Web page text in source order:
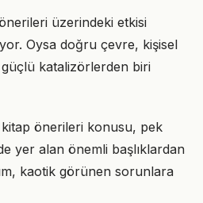
üzerindeki etkisi
Oysa doğru çevre, kişisel
güçlü katalizörlerden biri
önerileri konusu, pek
yer alan önemli başlıklardan
kaotik görünen sorunlara